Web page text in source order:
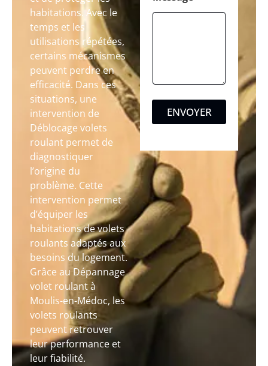
habitations. Avec le
temps et les
utilisations répétées,
certains mécanismes
peuvent perdre en
efficacité. Dans ces
situations, une
intervention de
Déblocage volets
roulant permet de
diagnostiquer
l’origine du
problème. Cette
intervention permet
d’équiper les
habitations de volets
roulants adaptés aux
besoins du logement.
Grâce au Dépannage
volet roulant à
Moulis-en-Médoc, les
volets roulants
peuvent retrouver
leur performance et
leur fiabilité.
ENVOYER